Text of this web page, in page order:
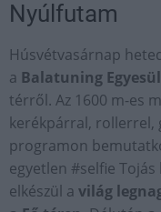
Nyúlfutam
Húsvétvasárnap
a Balatuning
térről. Az 1600 m-es
kerékpárral, rollerrel,
programon
egyetlen #selfie Tojás
elkészül a világ